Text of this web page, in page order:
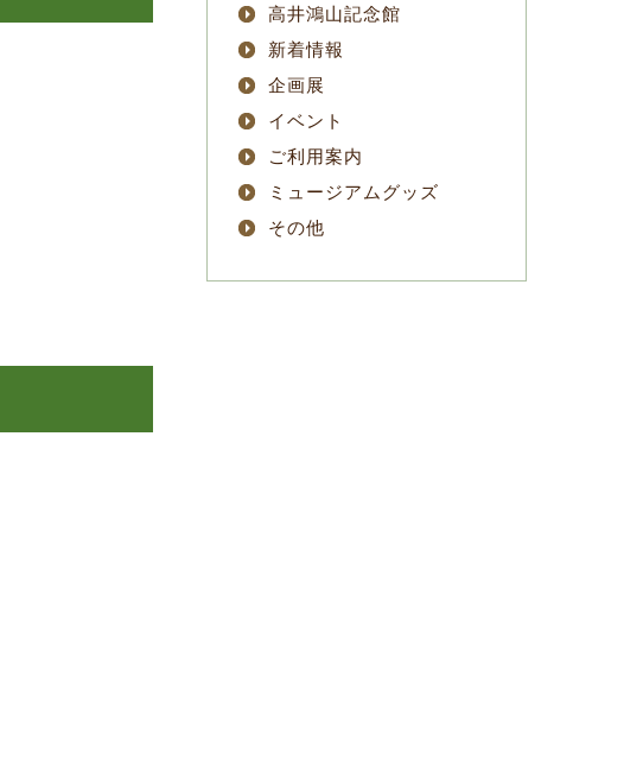
高井鴻山記念館
新着情報
企画展
イベント
ご利用案内
ミュージアムグッズ
その他